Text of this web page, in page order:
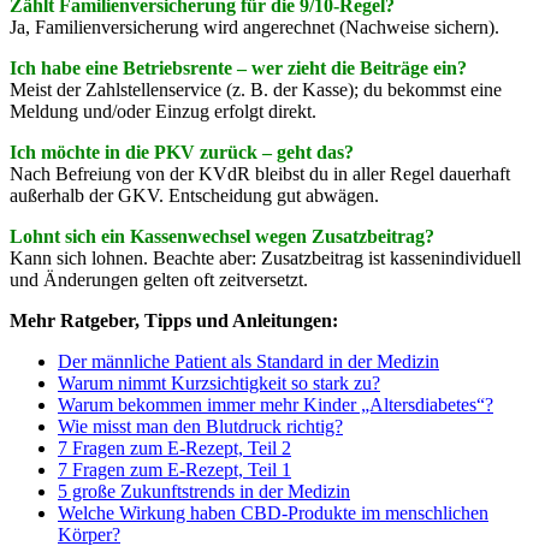
Zählt Familienversicherung für die 9/10-Regel?
Ja, Familienversicherung wird angerechnet (Nachweise sichern).
Ich habe eine Betriebsrente – wer zieht die Beiträge ein?
Meist der Zahlstellenservice (z. B. der Kasse); du bekommst eine
Meldung und/oder Einzug erfolgt direkt.
Ich möchte in die PKV zurück – geht das?
Nach Befreiung von der KVdR bleibst du in aller Regel dauerhaft
außerhalb der GKV. Entscheidung gut abwägen.
Lohnt sich ein Kassenwechsel wegen Zusatzbeitrag?
Kann sich lohnen. Beachte aber: Zusatzbeitrag ist kassenindividuell
und Änderungen gelten oft zeitversetzt.
Mehr Ratgeber, Tipps und Anleitungen:
Der männliche Patient als Standard in der Medizin
Warum nimmt Kurzsichtigkeit so stark zu?
Warum bekommen immer mehr Kinder „Altersdiabetes“?
Wie misst man den Blutdruck richtig?
7 Fragen zum E-Rezept, Teil 2
7 Fragen zum E-Rezept, Teil 1
5 große Zukunftstrends in der Medizin
Welche Wirkung haben CBD-Produkte im menschlichen
Körper?